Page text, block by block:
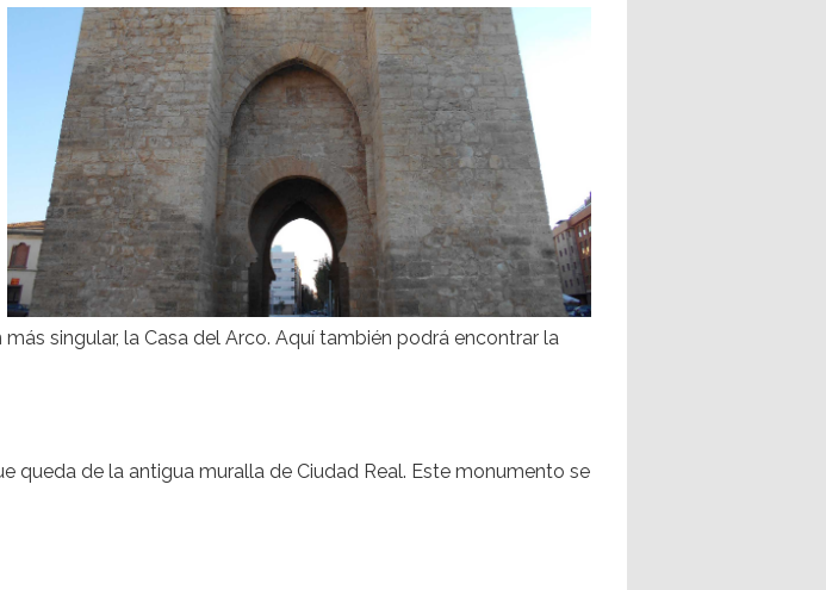
singular, la Casa del Arco. Aquí también podrá encontrar la
queda de la antigua muralla de Ciudad Real. Este monumento se